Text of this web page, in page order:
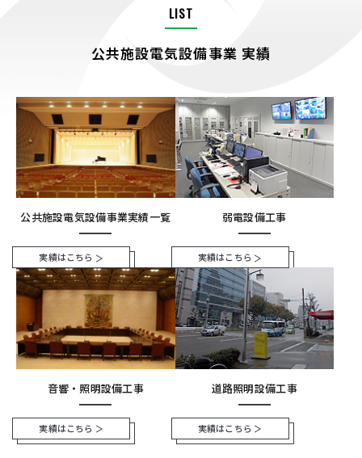
LIST
公共施設電気設備事業 実績
公共施設電気設備事業実績一覧
実績はこちら
弱電設備工事
実績はこちら
音響・照明設備工事
実績はこちら
道路照明設備工事
実績はこちら